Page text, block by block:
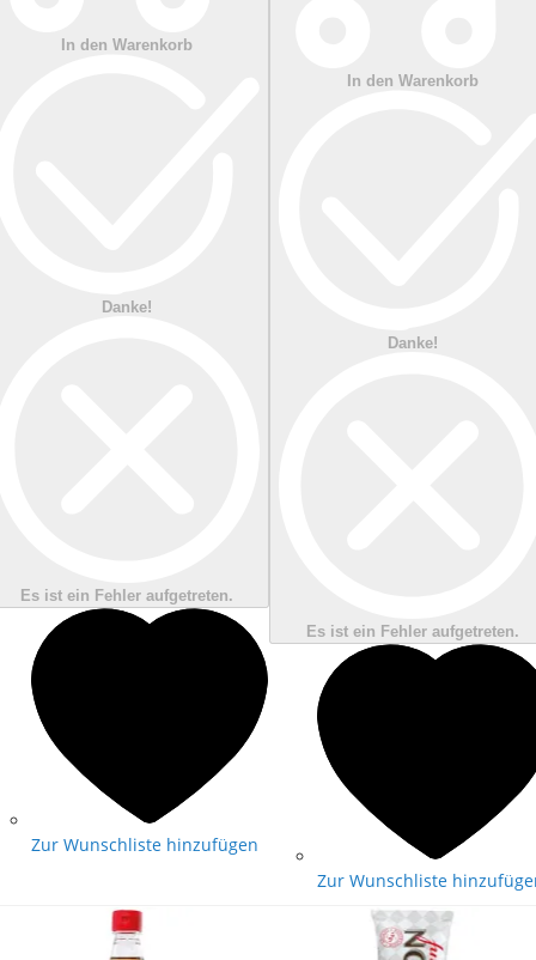
In den Warenkorb
Danke!
Es ist ein Fehler aufgetreten.
Zur Wunschliste hinzufügen
In den Warenkorb
Danke!
Es ist ein Fehler aufgetreten.
Zur Wunschliste